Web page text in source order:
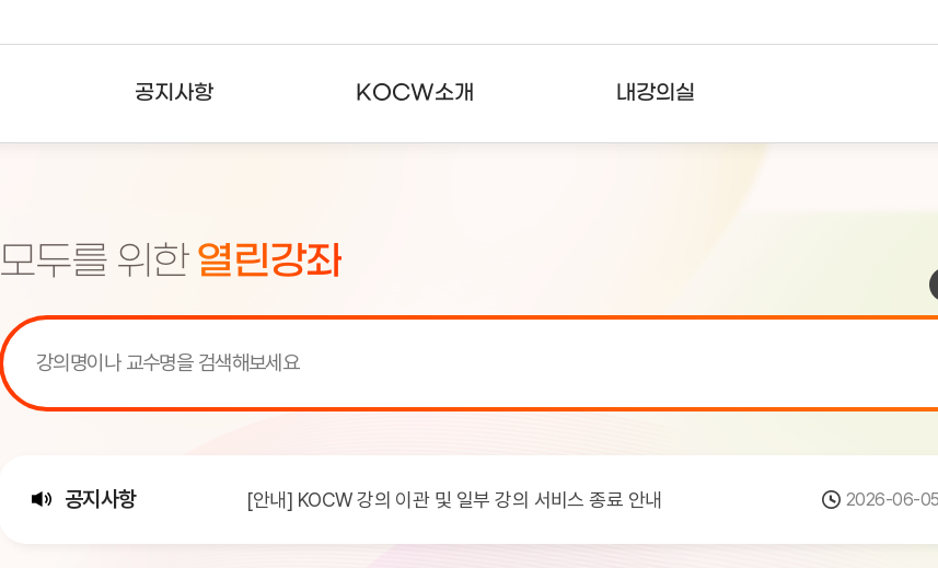
공지사항
주요통계현황
KOCW소개 내강의실
모두를 위한 열린강좌
공지사항
[서비스점검] KOCW 서비스 점검 안내(7월 24일 19:00 ~ 7월... 2026-07-
[안내] KOCW 강의 이관 및 일부 강의 서비스 종료 안내 2026-06-
[안내] 2026년 대학정보공시 대학의 원격강좌 현황 조사 안내(자주묻... 2026-04-